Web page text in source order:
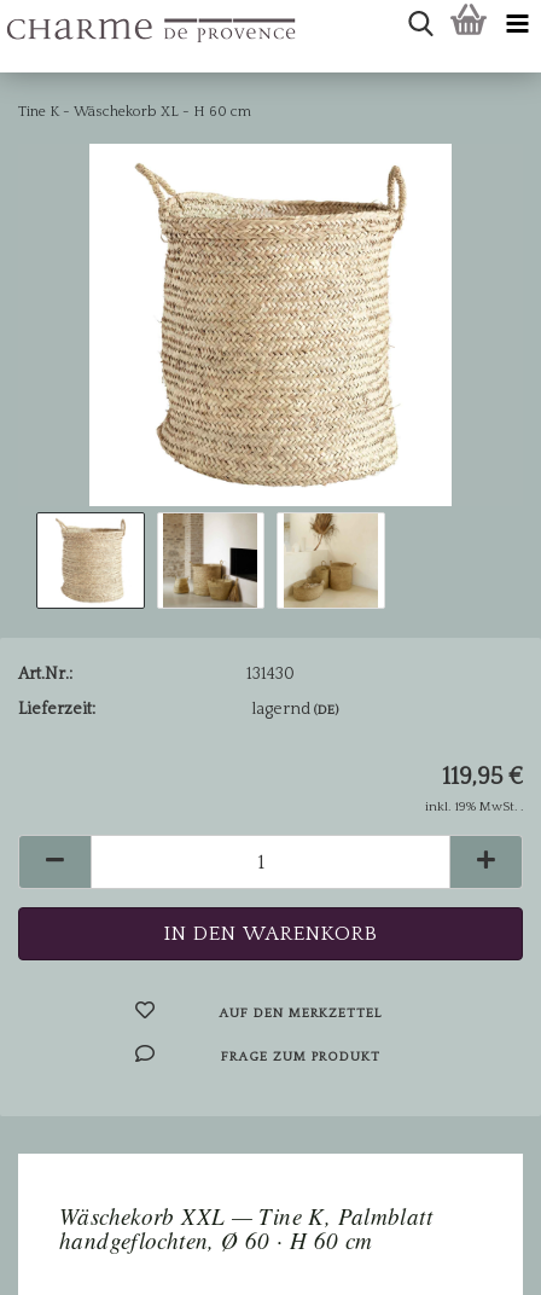
Tine K - Wäschekorb XL - H 60 cm
Art.Nr.:
131430
Lieferzeit:
lagernd(DE)
119,95 €
inkl. 19% MwSt. .
AUF DEN MERKZETTEL
FRAGE ZUM PRODUKT
Wäschekorb XXL — Tine K, Palmblatt
handgeflochten, Ø 60 · H 60 cm